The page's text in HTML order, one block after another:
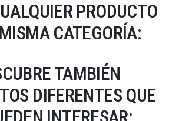
PRODUCTO
CATEGORÍA:
TAMBIÉN
DIFERENTES QUE